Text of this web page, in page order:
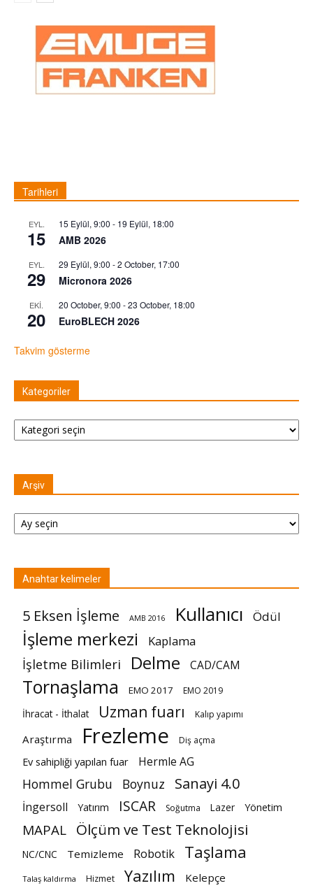
Tarihleri
EYL.
15
15 Eylül, 9:00 - 19 Eylül, 18:00
AMB 2026
EYL.
29
29 Eylül, 9:00 -2 October, 17:00
Micronora 2026
EKI.
20
20 October, 9:00 -23 October, 18:00
EuroBLECH 2026
Takvim gösterme
Kategoriler
Kategoriler
Arşiv
Arşiv
Anahtar kelimeler
5 Eksen İşleme AMB 2016 Kullanıcı Ödül
İşleme merkezi Kaplama
İşletme Bilimleri Delme CAD/CAM
Tornaşlama EMO 2017 EMO 2019
İhracat - İthalat Uzman fuarı Kalıp yapımı
Araştırma Frezleme Diş açma
Ev sahipliği yapılan fuar Hermle AG
Hommel Grubu Boynuz Sanayi 4.0
İngersoll Yatırım ISCAR Soğutma Lazer Yönetim
MAPAL Ölçüm ve Test Teknolojisi
NC/CNC Temizleme Robotik Taşlama
Talaş kaldırma Hizmet Yazılım Kelepçe